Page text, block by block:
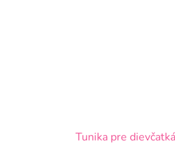
Tunika pre